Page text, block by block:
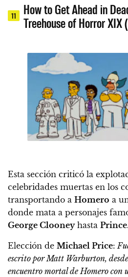
11
How to Get Ahead in
Treehouse of Horror
Esta sección criticó la
celebridades muertas en los
transportando a Homero a
donde mata a personajes
George Clooneyhasta Prince.
Elección de Michael Price:
escrito por Matt Warburton,
encuentro mortal de Homero